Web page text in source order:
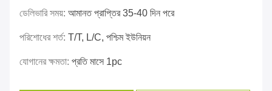
ডেলিভারি সময়: আমানত প্রাপ্তির 35-40 দিন পরে
পরিশোধের শর্ত: T/T, L/C, পশ্চিম ইউনিয়ন
যোগানের ক্ষমতা: প্রতি মাসে 1pc